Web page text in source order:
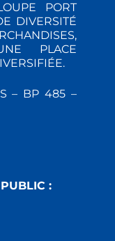
PORT
DIVERSITÉ
PLACE
– BP 485 –
: